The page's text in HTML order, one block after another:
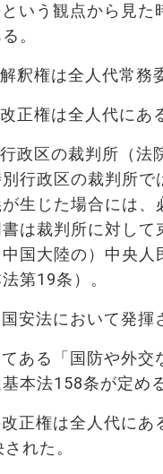
いう観点から見
。
釈権は全人代常務
正権は全人代にあ
政区の裁判所（法
行政区の裁判所
生じた場合には
は裁判所に対し
国大陸の）中央
第19条）。
安法において発揮
ある「国防や外交
本法158条が定め
正権は全人代に
れた。